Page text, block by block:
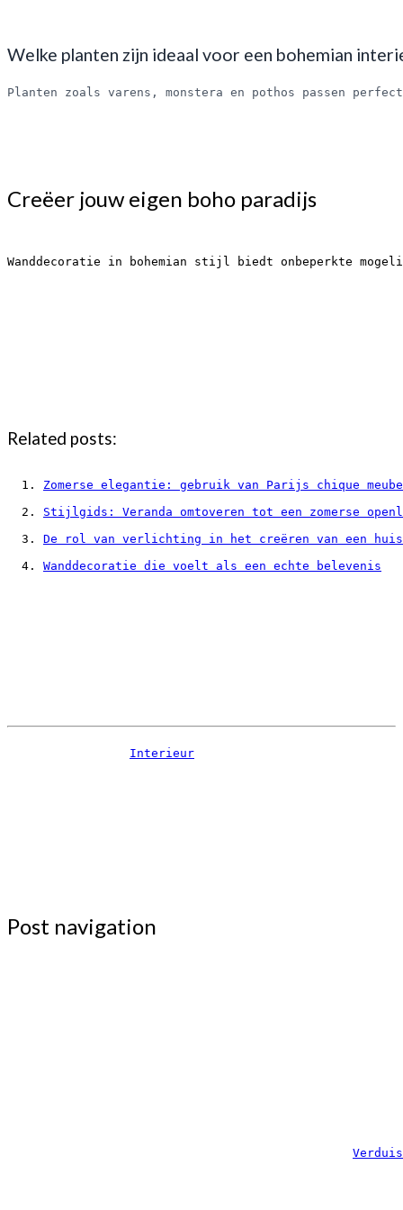
Welke planten zijn ideaal voor een bohemian
Planten zoals varens, monstera en pothos passen
Creëer jouw eigen boho paradijs
Wanddecoratie in bohemian stijl biedt onbeperkte
Related posts:
Zomerse elegantie: gebruik van Parijs chique
Stijlgids: Veranda omtoveren tot een zomerse
De rol van verlichting in het creëren van een
Wanddecoratie die voelt als een echte belevenis
Interieur
Post navigation